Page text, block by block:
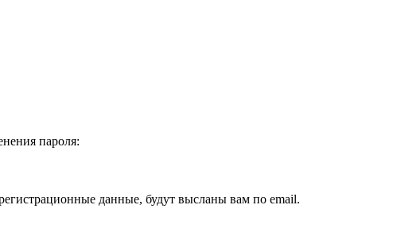
пароля:
данные, будут высланы вам по email.